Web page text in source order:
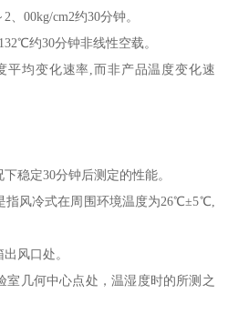
、00kg/cm2约30分钟。
约30分钟非线性空载。
平均变化速率,而非产品温度变化速
稳定30分钟后测定的性能。
指风冷式在周围环境温度为26℃±5℃,
风口处。
室几何中心点处，温湿度时的所测之